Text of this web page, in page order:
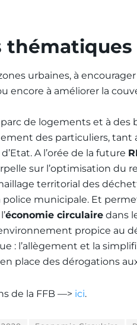
thématiques
urbaines, à
encore à améliorer la
de logements et à
des particuliers,
A l’orée de la future
sur l’optimisation du
territorial des
police municipale. Et
économie circulaire dans
propice au
: l’allègement et la
place des dérogations
de la FFB —> ici.